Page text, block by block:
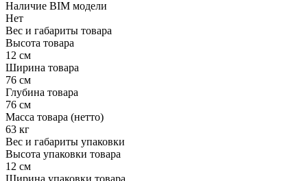
Наличие BIM модели
Нет
Вес и габариты товара
Высота товара
12 см
Ширина товара
76 см
Глубина товара
76 см
Масса товара (нетто)
63 кг
Вес и габариты упаковки
Высота упаковки товара
12 см
Ширина упаковки товара